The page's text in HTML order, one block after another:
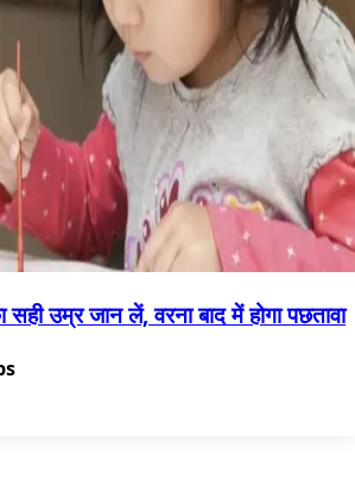
उम्र जान लें, वरना बाद में होगा पछतावा